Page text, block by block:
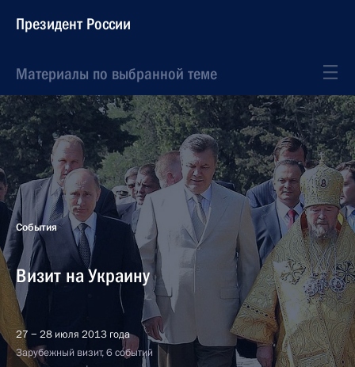
Президент России
Материалы по выбранной теме
События
Визит на Украину
27 − 28 июля 2013 года
Зарубежный визит, 6 событий